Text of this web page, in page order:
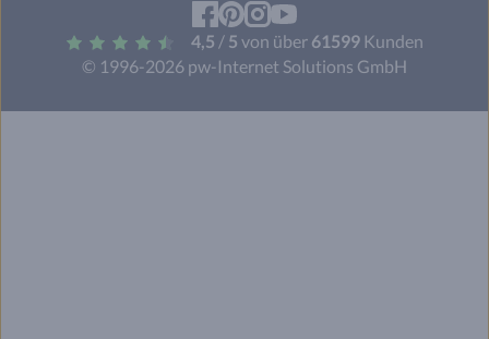
© 1996-2026 pw-Internet Solutions GmbH
4,5 / 5 von über 61599Kunden
Facebook
Pinterest
Instagram